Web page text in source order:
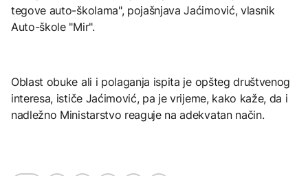
tegove auto-školama", pojašnjava Jaćimović, vlasnik
Auto-škole "Mir".
Oblast obuke ali i polaganja ispita je opšteg društvenog
interesa, ističe Jaćimović, pa je vrijeme, kako kaže, da i
nadležno Ministarstvo reaguje na adekvatan način.